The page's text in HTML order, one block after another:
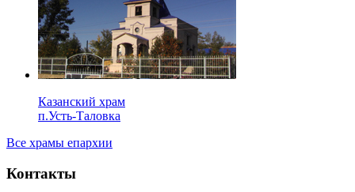
Казанский храм
п.Усть-Таловка
Все храмы епархии
Контакты